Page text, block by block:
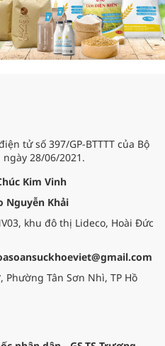
tử số 397/GP-BTTTT của Bộ
28/06/2021.
Kim Vinh
Nguyễn Khải
khu đô thị Lideco, Hoài Đức
Phường Tân Sơn Nhì, TP Hồ